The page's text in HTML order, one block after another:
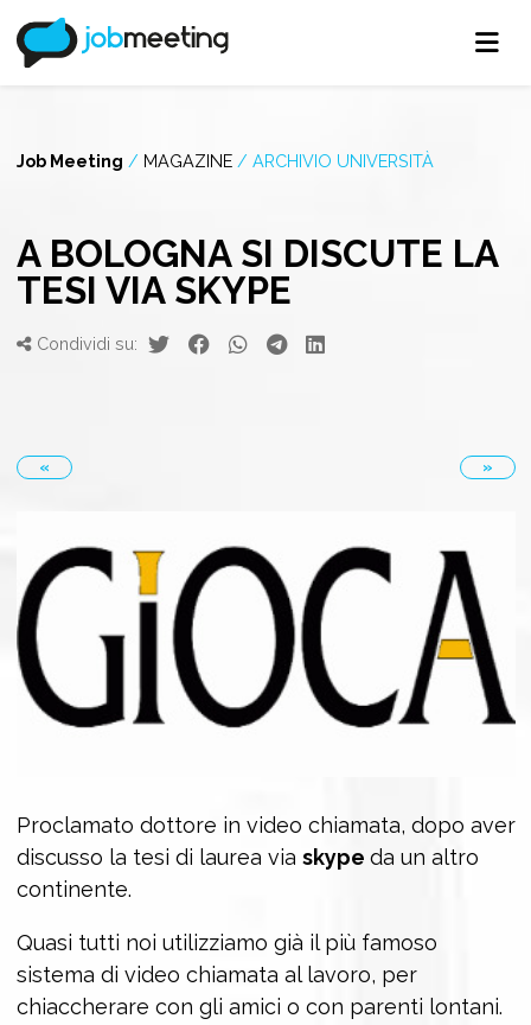
Job Meeting / MAGAZINE / ARCHIVIO UNIVERSITÀ
A BOLOGNA SI DISCUTE LA
TESI VIA SKYPE
Condividi su:
« »
Proclamato dottore in video chiamata, dopo aver
discusso la tesi di laurea via skype da un altro
continente.
Quasi tutti noi utilizziamo già il più famoso
sistema di video chiamata al lavoro, per
chiaccherare con gli amici o con parenti lontani.